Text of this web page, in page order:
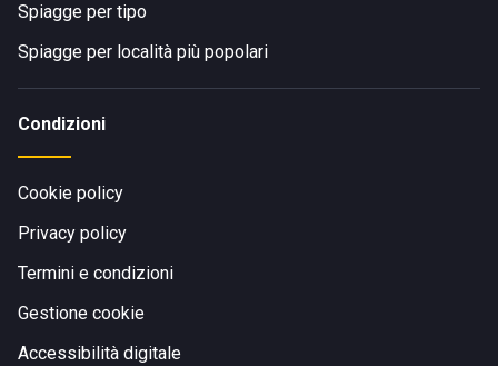
Spiagge per tipo
Spiagge per località più popolari
Condizioni
Cookie policy
Privacy policy
Termini e condizioni
Gestione cookie
Accessibilità digitale